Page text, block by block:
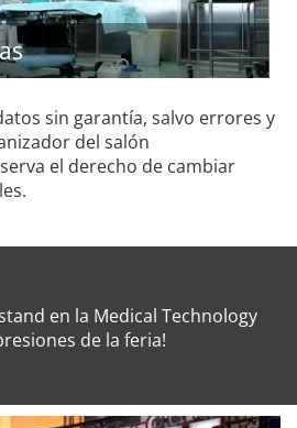
sin garantía, salvo errores y
del salón
el derecho de cambiar
en la Medical Technology
de la feria!